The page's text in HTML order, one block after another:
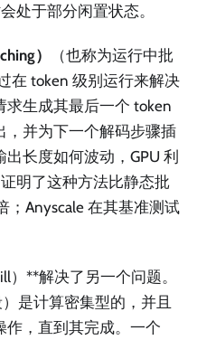
处于部分闲置状态。
）
（也称为运行中批
在 token 级别运行来解决
生成其最后一个 token
，并为下一个解码步骤插
长度如何波动，GPU 利
明了这种方法比静态批
；Anyscale 在其基准测试
）**解决了另一个问题。
是计算密集型的，并且
作，直到其完成。一个